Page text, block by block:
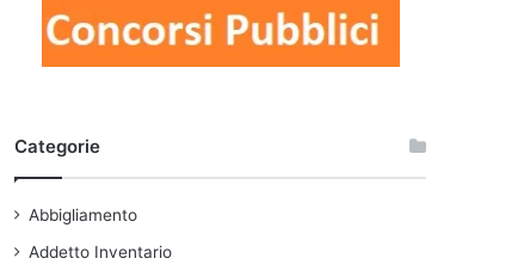
Categorie
Abbigliamento
Addetto Inventario